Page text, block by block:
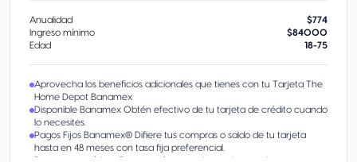
Anualidad
$774
Ingreso mínimo
$84000
Edad
18-75
Aprovecha los beneficios adicionales que tienes con tu Tarjeta The
Home Depot Banamex
Disponible Banamex Obtén efectivo de tu tarjeta de crédito cuando
lo necesites.
Pagos Fijos Banamex® Difiere tus compras o saldo de tu tarjeta
hasta en 48 meses con tasa fija preferencial.